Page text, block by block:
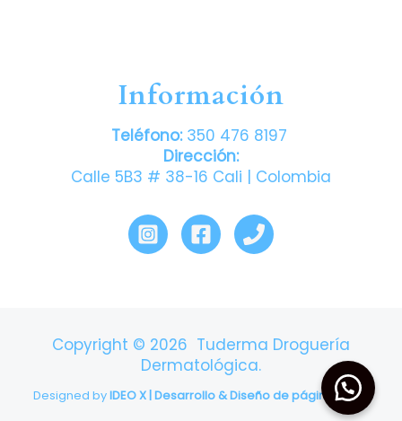
Información
Teléfono: 350 476 8197
Dirección:
Calle 5B3 # 38-16 Cali | Colombia
Copyright © 2026 Tuderma Droguería
Dermatológica.
Designed byIDEO X | Desarrollo & Diseño de páginas web